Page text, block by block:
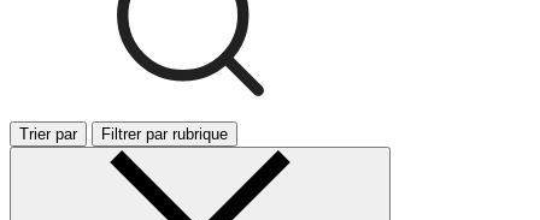
Trier par Filtrer par rubrique